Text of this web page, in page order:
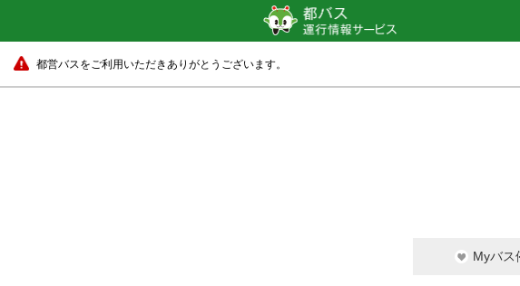
都営バスをご利用いただきありがとうございます。
Myバス